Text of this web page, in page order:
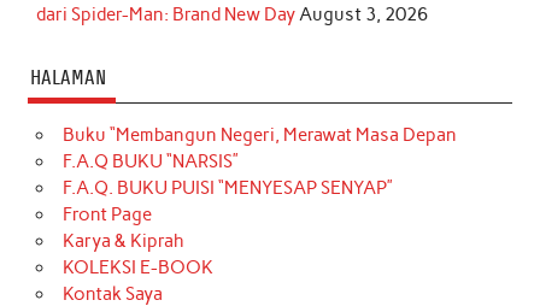
dari Spider-Man: Brand New DayAugust 3, 2026
HALAMAN
Buku “Membangun Negeri, Merawat Masa Depan
F.A.Q BUKU “NARSIS”
F.A.Q. BUKU PUISI “MENYESAP SENYAP”
Front Page
Karya & Kiprah
KOLEKSI E-BOOK
Kontak Saya